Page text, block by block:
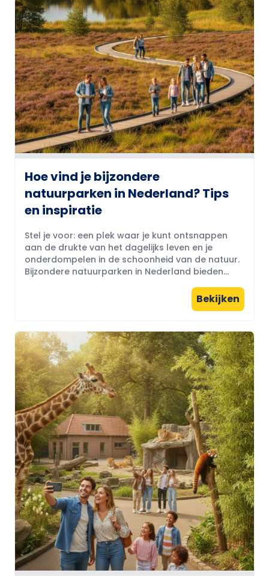
Hoe vind je bijzondere
natuurparken in Nederland? Tips
en inspiratie
Stel je voor: een plek waar je kunt ontsnappen
aan de drukte van het dagelijks leven en je
onderdompelen in de schoonheid van de natuur.
Bijzondere natuurparken in Nederland bieden...
Bekijken